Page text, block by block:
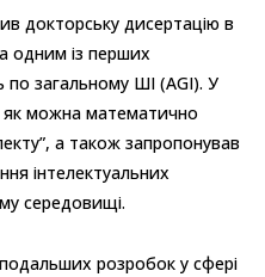
докторську дисертацію в
одним із перших
загальному ШІ (AGI). У
як можна математично
а також запропонував
інтелектуальних
середовищі.
розробок у сфері